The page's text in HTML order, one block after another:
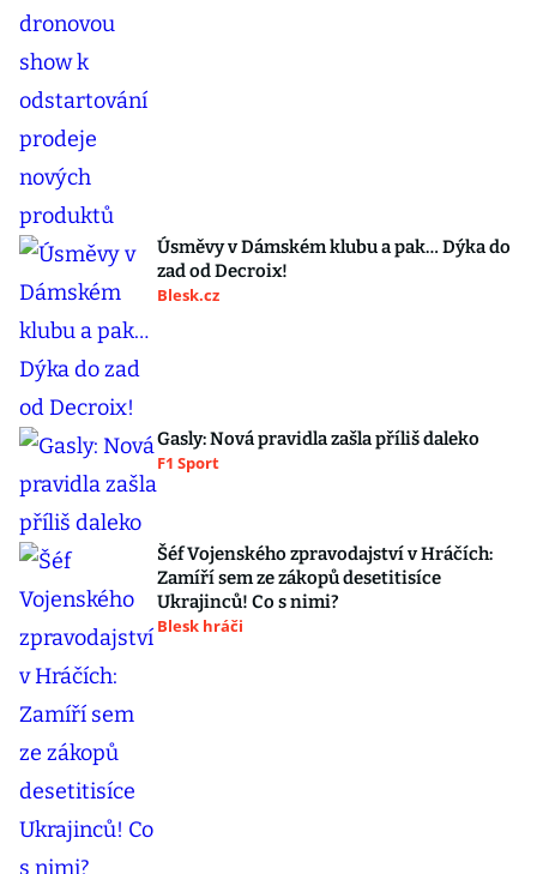
Úsměvy v Dámském klubu a pak… Dýka do
zad od Decroix!
Blesk.cz
Gasly: Nová pravidla zašla příliš daleko
F1 Sport
Šéf Vojenského zpravodajství v Hráčích:
Zamíří sem ze zákopů desetitisíce
Ukrajinců! Co s nimi?
Blesk hráči